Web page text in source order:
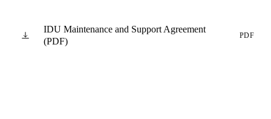
IDU Maintenance and Support Agreement
(PDF)
PDF